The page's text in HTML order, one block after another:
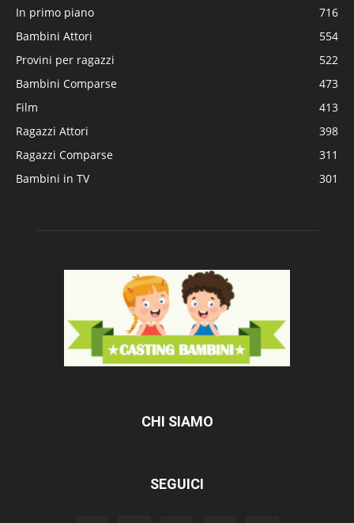
In primo piano
716
Bambini Attori
554
Provini per ragazzi
522
Bambini Comparse
473
Film
413
Ragazzi Attori
398
Ragazzi Comparse
311
Bambini in TV
301
CHI SIAMO
SEGUICI